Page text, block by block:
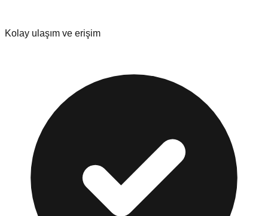
Kolay ulaşım ve erişim